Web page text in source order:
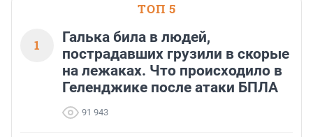
ТОП 5
1
Галька била в людей,
пострадавших грузили в скорые
на лежаках. Что происходило в
Геленджике после атаки БПЛА
91 943